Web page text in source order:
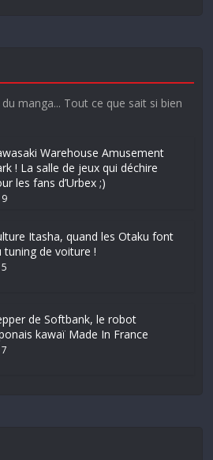
manga... Tout ce que sait si bien
Warehouse Amusement
! La salle de jeux qui déchire
les fans d’Urbex ;)
9
Itasha, quand les Otaku font
tuning de voiture !
5
de Softbank, le robot
kawaï Made In France
7